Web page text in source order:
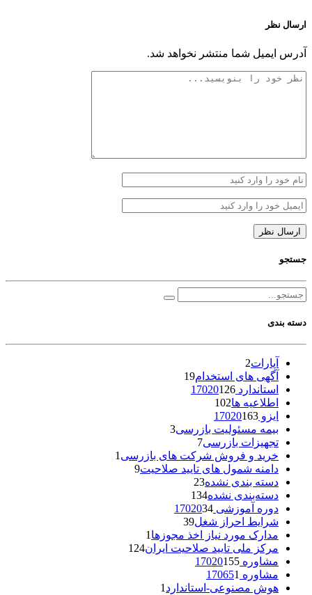
ارسال نظر
آدرس ایمیل شما منتشر نخواهد شد.
جستجو
دسته بندی
آپارات2
آگهی های استخدام19
استاندارد 17020 126
اطلاعیه ها102
ایزو 17020 163
بیمه مسئولیت بازرسی3
تجهیزات بازرسی7
خرید و فروش شرکت های بازرسی 1
دامنه شمول های تایید صلاحیت9
دسته بندی نشده23
دسته‌بندی نشده134
دوره آموزشی 17020 34
شرایط احراز شغل39
مدارک مورد نیاز اخذ مجوزها 1
مرکز ملی تایید صلاحیت ایران124
مشاوره 17020 155
مشاوره 17065 1
هوش مصنوعی-استاندارد 1